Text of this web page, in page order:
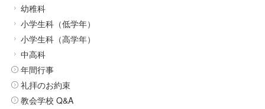
幼稚科
小学生科（低学年）
小学生科（高学年）
中高科
年間行事
礼拝のお約束
教会学校 Q&A